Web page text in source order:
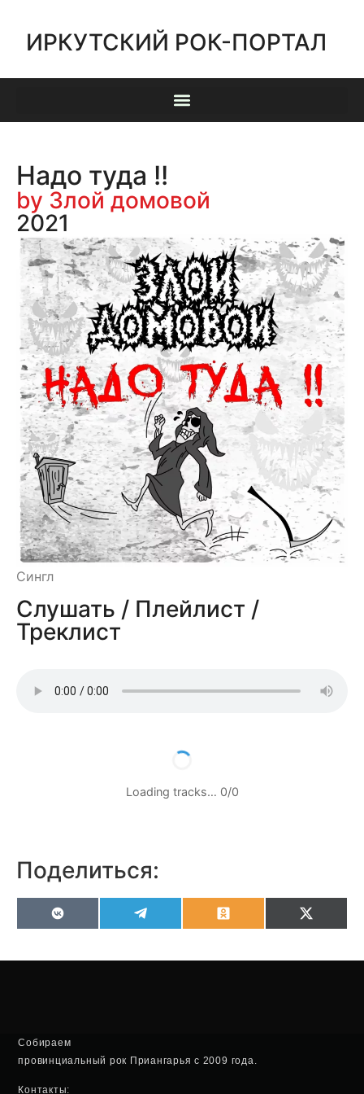
ИРКУТСКИЙ РОК-ПОРТАЛ
Надо туда !!
by Злой домовой
2021
Сингл
Слушать / Плейлист /
Треклист
Loading tracks… 0/0
Поделиться:
VK OdnoklassnikiX
Собираем
провинциальный рок Приангарья с 2009 года.
Контакты: